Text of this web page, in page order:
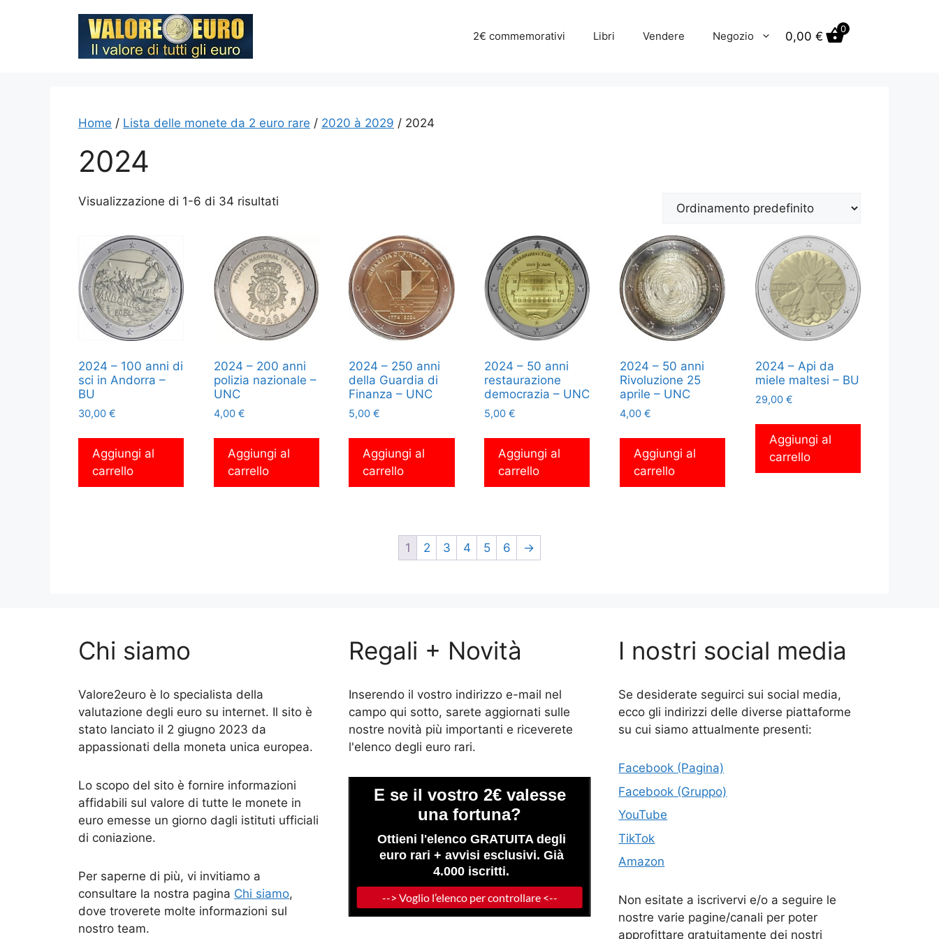
2€ commemorativi Libri Vendere Negozio 0,00 €
0
Home / Lista delle monete da 2 euro rare / 2020 à 2029 / 2024
2024
Visualizzazione di 1-6 di 34 risultati
2024 – 100 anni di
sci in Andorra –
BU
30,00 €
Aggiungi al
carrello
2024 – 200 anni
polizia nazionale –
UNC
4,00 €
Aggiungi al
carrello
2024 – 250 anni
della Guardia di
Finanza – UNC
5,00€
Aggiungi al
carrello
2024 – 50 anni
restaurazione
democrazia – UNC
5,00€
Aggiungi al
carrello
2024 – 50 anni
Rivoluzione 25
aprile – UNC
4,00 €
Aggiungi al
carrello
2024 – Api da
miele maltesi – BU
29,00 €
Aggiungi al
carrello
1 2 3 4 5 6 →
Chi siamo
Valore2euro è lo specialista della
valutazione degli euro su internet. Il sito è
stato lanciato il 2 giugno 2023 da
appassionati della moneta unica europea.
Lo scopo del sito è fornire informazioni
affidabili sul valore di tutte le monete in
euro emesse un giorno dagli istituti ufficiali
di coniazione.
Per saperne di più, vi invitiamo a
consultare la nostra pagina Chi siamo,
dove troverete molte informazioni sul
nostro team.
Regali + Novità
Inserendo il vostro indirizzo e-mail nel
campo qui sotto, sarete aggiornati sulle
nostre novità più importanti e riceverete
l'elenco degli euro rari.
I nostri social media
Se desiderate seguirci sui social media,
ecco gli indirizzi delle diverse piattaforme
su cui siamo attualmente presenti:
Facebook (Pagina)
Facebook (Gruppo)
YouTube
TikTok
Amazon
Non esitate a iscrivervi e/o a seguire le
nostre varie pagine/canali per poter
approfittare gratuitamente dei nostri